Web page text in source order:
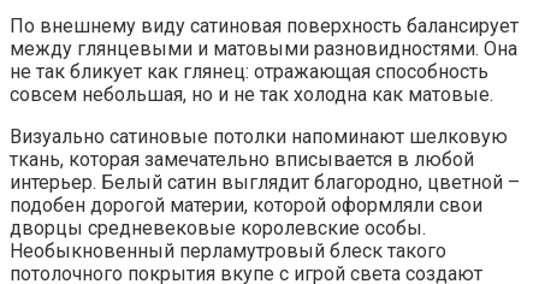
По внешнему виду сатиновая поверхность балансирует
между глянцевыми и матовыми разновидностями. Она
не так бликует как глянец: отражающая способность
совсем небольшая, но и не так холодна как матовые.
Визуально сатиновые потолки напоминают шелковую
ткань, которая замечательно вписывается в любой
интерьер. Белый сатин выглядит благородно, цветной –
подобен дорогой материи, которой оформляли свои
дворцы средневековые королевские особы.
Необыкновенный перламутровый блеск такого
потолочного покрытия вкупе с игрой света создают